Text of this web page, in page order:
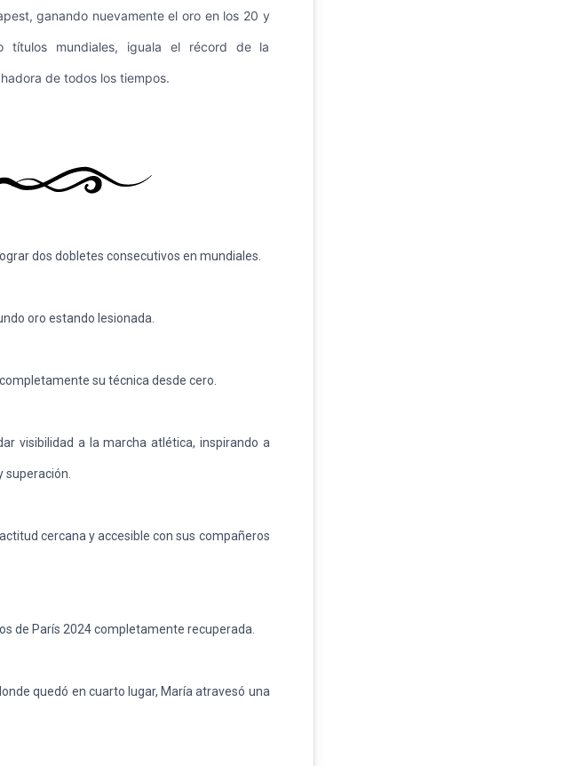
ganando nuevamente el oro en los 20 y
títulos mundiales, iguala el récord de la
de todos los tiempos.
dos dobletes consecutivos en mundiales.
oro estando lesionada.
su técnica desde cero.
visibilidad a la marcha atlética, inspirando a
cercana y accesible con sus compañeros
de París 2024 completamente recuperada.
quedó en cuarto lugar, María atravesó una